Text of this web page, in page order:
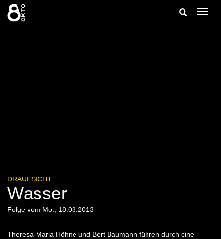
Zum
Inhalt
springen
Suche
DRAUFSICHT
Wasser
Folge vom Mo., 18.03.2013
Theresa-Maria Höhne und Bert Baumann führen durch eine